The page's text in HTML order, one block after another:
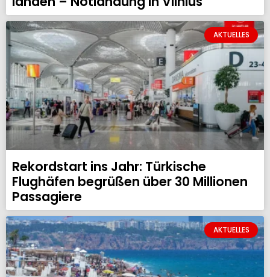
AKTUELLES
Rekordstart ins Jahr: Türkische
Flughäfen begrüßen über 30 Millionen
Passagiere
AKTUELLES